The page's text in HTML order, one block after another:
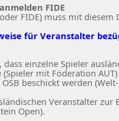
FIDE
FIDE) muss mit
für Veranstalter
einzelne Spieler
mit Föderation
beschickt werden
Veranstalter
Open).